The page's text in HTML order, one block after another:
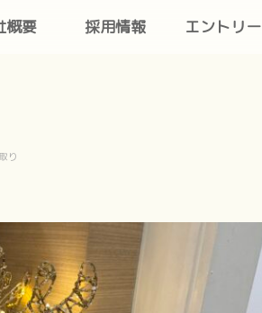
概要 採用情報 エントリー
り